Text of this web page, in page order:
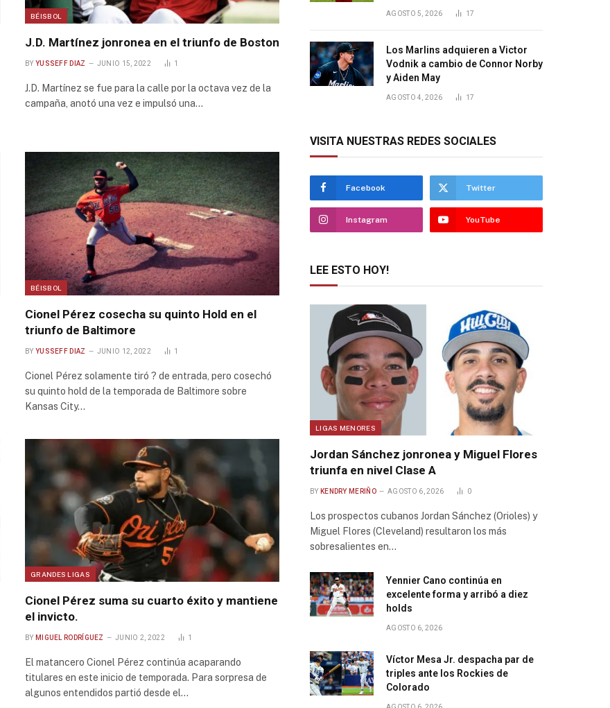
BÉISBOL
J.D. Martínez jonronea en el triunfo de Boston
BY YUSSEFF DIAZ JUNIO 15, 2022 1
J.D. Martínez se fue para la calle por la octava vez de la
campaña, anotó una vez e impulsó una…
BÉISBOL
Cionel Pérez cosecha su quinto Hold en el
triunfo de Baltimore
BY YUSSEFF DIAZ JUNIO 12, 2022 1
Cionel Pérez solamente tiró ? de entrada, pero cosechó
su quinto hold de la temporada de Baltimore sobre
Kansas City…
GRANDES LIGAS
Cionel Pérez suma su cuarto éxito y mantiene
el invicto.
BY MIGUEL RODRÍGUEZ JUNIO 2, 2022 1
El matancero Cionel Pérez continúa acaparando
titulares en este inicio de temporada. Para sorpresa de
algunos entendidos partió desde el…
AGOSTO 5, 2026 17
Los Marlins adquieren a Victor
Vodnik a cambio de Connor Norby
y Aiden May
AGOSTO 4, 2026 17
VISITA NUESTRAS REDES SOCIALES
Facebook Twitter
Instagram YouTube
LEE ESTO HOY!
LIGAS MENORES
Jordan Sánchez jonronea y Miguel Flores
triunfa en nivel Clase A
BY KENDRY MERIÑO AGOSTO 6, 2026 0
Los prospectos cubanos Jordan Sánchez (Orioles) y
Miguel Flores (Cleveland) resultaron los más
sobresalientes en…
Yennier Cano continúa en
excelente forma y arribó a diez
holds
AGOSTO 6, 2026
Víctor Mesa Jr. despacha par de
triples ante los Rockies de
Colorado